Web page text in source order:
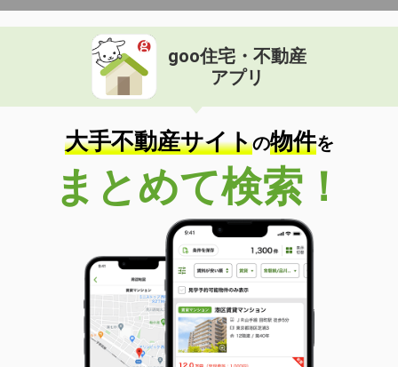
北海道滝川市黄金町西４丁目
価 格
住 所
北海道滝川市黄金町西４丁目
専有面積 101m²
間取り
3LDK
北海道札幌市南区中ノ沢７丁目
価 格
5万円
北海道札幌市南区中ノ沢７丁目
23.18m²
間取り
1K
北海道旭川市東光六条３丁目
価 格
4万円
住 所
北海道旭川市東光六条３丁目
goo住宅・不動産
アプリ
大手不動産サイトの物件を
まとめて検索！